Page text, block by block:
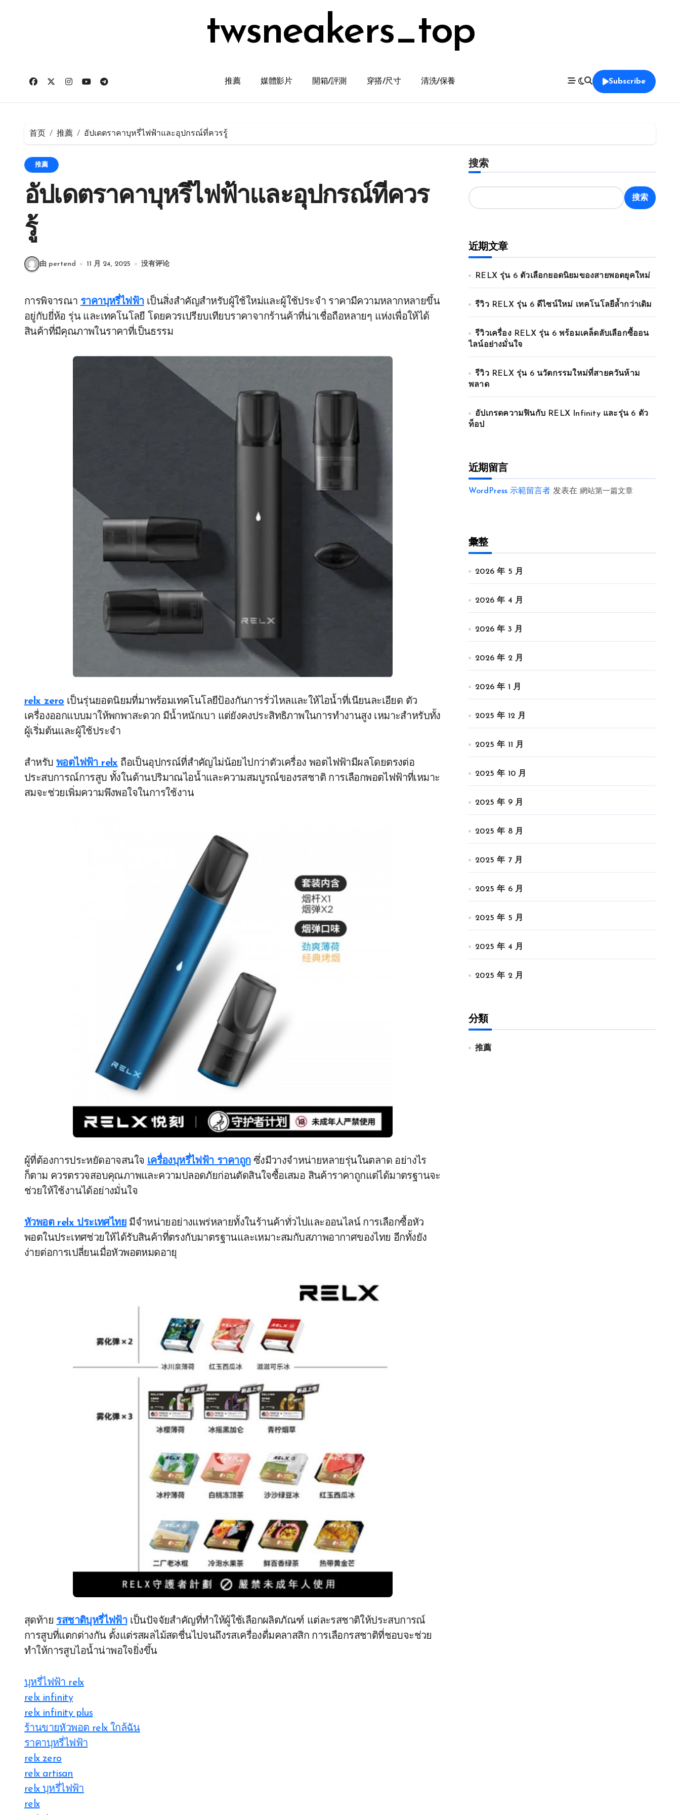
twsneakers_top
推薦 媒體影片 開箱/評測 穿搭/尺寸 清洗/保養 Subscribe
首页 推薦 อัปเดตราคาบุหรี่ไฟฟ้าและอุปกรณ์ที่ควรรู้
推薦
อัปเดตราคาบุหรี่ไฟฟ้าและอุปกรณ์ที่ควร
รู้
由 pertend 11 月 24, 2025 没有评论
การพิจารณา ราคาบุหรี่ไฟฟ้าเป็นสิ่งสำคัญสำหรับผู้ใช้ใหม่และผู้ใช้ประจำ ราคามีความหลากหลายขึ้น
อยู่กับยี่ห้อ รุ่น และเทคโนโลยี โดยควรเปรียบเทียบราคาจากร้านค้าที่น่าเชื่อถือหลายๆ แห่งเพื่อให้ได้
สินค้าที่มีคุณภาพในราคาที่เป็นธรรม
relx zero เป็นรุ่นยอดนิยมที่มาพร้อมเทคโนโลยีป้องกันการรั่วไหลและให้ไอน้ำที่เนียนละเอียด ตัว
เครื่องออกแบบมาให้พกพาสะดวก มีน้ำหนักเบา แต่ยังคงประสิทธิภาพในการทำงานสูง เหมาะสำหรับทั้ง
ผู้เริ่มต้นและผู้ใช้ประจำ
สำหรับ พอตไฟฟ้า relx ถือเป็นอุปกรณ์ที่สำคัญไม่น้อยไปกว่าตัวเครื่อง พอตไฟฟ้ามีผลโดยตรงต่อ
ประสบการณ์การสูบ ทั้งในด้านปริมาณไอน้ำและความสมบูรณ์ของรสชาติ การเลือกพอตไฟฟ้าที่เหมาะ
สมจะช่วยเพิ่มความพึงพอใจในการใช้งาน
ผู้ที่ต้องการประหยัดอาจสนใจ เครื่องบุหรี่ไฟฟ้า ราคาถูกซึ่งมีวางจำหน่ายหลายรุ่นในตลาด อย่างไร
ก็ตาม ควรตรวจสอบคุณภาพและความปลอดภัยก่อนตัดสินใจซื้อเสมอ สินค้าราคาถูกแต่ได้มาตรฐานจะ
ช่วยให้ใช้งานได้อย่างมั่นใจ
หัวพอต relx ประเทศไทย มีจำหน่ายอย่างแพร่หลายทั้งในร้านค้าทั่วไปและออนไลน์ การเลือกซื้อหัว
พอตในประเทศช่วยให้ได้รับสินค้าที่ตรงกับมาตรฐานและเหมาะสมกับสภาพอากาศของไทย อีกทั้งยัง
ง่ายต่อการเปลี่ยนเมื่อหัวพอตหมดอายุ
สุดท้าย รสชาติบุหรี่ไฟฟ้าเป็นปัจจัยสำคัญที่ทำให้ผู้ใช้เลือกผลิตภัณฑ์ แต่ละรสชาติให้ประสบการณ์
การสูบที่แตกต่างกัน ตั้งแต่รสผลไม้สดชื่นไปจนถึงรสเครื่องดื่มคลาสสิก การเลือกรสชาติที่ชอบจะช่วย
ทำให้การสูบไอน้ำน่าพอใจยิ่งขึ้น
บุหรี่ไฟฟ้า relx
relx infinity
relx infinity plus
ร้านขายหัวพอต relx ใกล้ฉัน
ราคาบุหรี่ไฟฟ้า
relx zero
relx artisan
relx บุหรี่ไฟฟ้า
relx
搜索
搜索
近期文章
RELX รุ่น 6 ตัวเลือกยอดนิยมของสายพอตยุคใหม่
รีวิว RELX รุ่น 6 ดีไซน์ใหม่ เทคโนโลยีล้ำกว่าเดิม
รีวิวเครื่อง RELX รุ่น 6 พร้อมเคล็ดลับเลือกซื้ออน
ไลน์อย่างมั่นใจ
รีวิว RELX รุ่น 6 นวัตกรรมใหม่ที่สายควันห้าม
พลาด
อัปเกรดความฟินกับ RELX Infinity และรุ่น 6 ตัว
ท็อป
近期留言
WordPress 示範留言者 发表在 網站第一篇文章
彙整
2026 年 5 月
2026 年 4 月
2026 年 3 月
2026 年 2 月
2026 年 1 月
2025 年 12 月
2025 年 11 月
2025 年 10 月
2025 年 9 月
2025 年 8 月
2025 年 7 月
2025 年 6 月
2025 年 5 月
2025 年 4 月
2025 年 2 月
分類
推薦